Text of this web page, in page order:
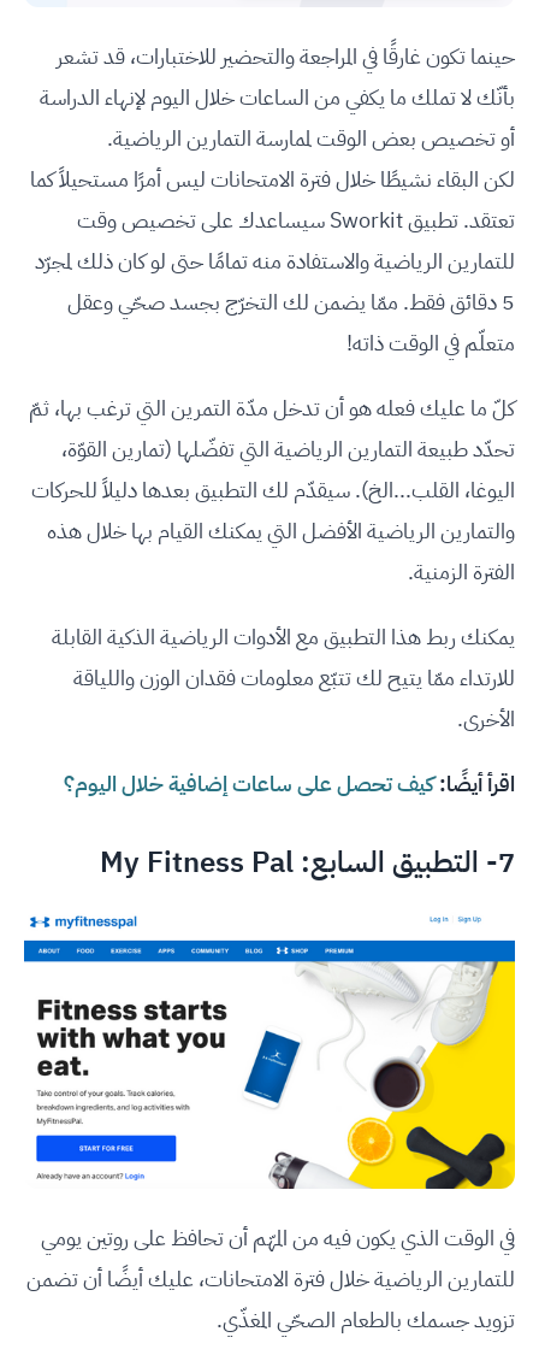
حينما تكون غارقًا في المراجعة والتحضير للاختبارات، قد تشعر
بأنّك لا تملك ما يكفي من الساعات خلال اليوم لإنهاء الدراسة
أو تخصيص بعض الوقت لممارسة التمارين الرياضية.
لكن البقاء نشيطًا خلال فترة الامتحانات ليس أمرًا مستحيلاً كما
تعتقد. تطبيق Sworkit سيساعدك على تخصيص وقت
للتمارين الرياضية والاستفادة منه تمامًا حتى لو كان ذلك لمجرّد
5 دقائق فقط. ممّا يضمن لك التخرّج بجسد صحّي وعقل
متعلّم في الوقت ذاته!
كلّ ما عليك فعله هو أن تدخل مدّة التمرين التي ترغب بها، ثمّ
تحدّد طبيعة التمارين الرياضية التي تفضّلها (تمارين القوّة،
اليوغا، القلب...الخ). سيقدّم لك التطبيق بعدها دليلاً للحركات
والتمارين الرياضية الأفضل التي يمكنك القيام بها خلال هذه
الفترة الزمنية.
يمكنك ربط هذا التطبيق مع الأدوات الرياضية الذكية القابلة
للارتداء ممّا يتيح لك تتبّع معلومات فقدان الوزن واللياقة
الأخرى.
اقرأ أيضًا:كيف تحصل على ساعات إضافية خلال اليوم؟
7- التطبيق السابع:
في الوقت الذي يكون فيه من المهّم أن تحافظ على روتين يومي
للتمارين الرياضية خلال فترة الامتحانات، عليك أيضًا أن تضمن
تزويد جسمك بالطعام الصحّي المغذّي.